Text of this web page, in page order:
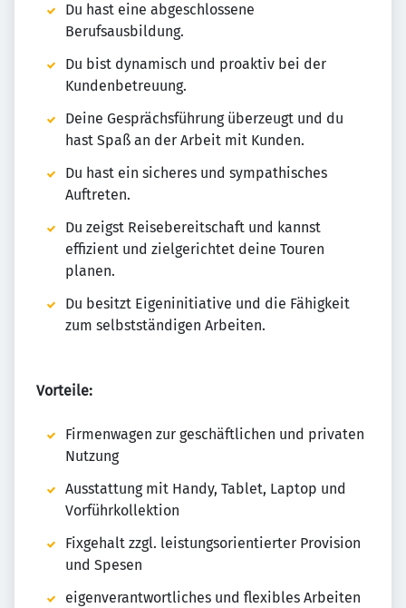
Du hast eine abgeschlossene
Berufsausbildung.
Du bist dynamisch und proaktiv bei der
Kundenbetreuung.
Deine Gesprächsführung überzeugt und du
hast Spaß an der Arbeit mit Kunden.
Du hast ein sicheres und sympathisches
Auftreten.
Du zeigst Reisebereitschaft und kannst
effizient und zielgerichtet deine Touren
planen.
Du besitzt Eigeninitiative und die Fähigkeit
zum selbstständigen Arbeiten.
Vorteile:
Firmenwagen zur geschäftlichen und privaten
Nutzung
Ausstattung mit Handy, Tablet, Laptop und
Vorführkollektion
Fixgehalt zzgl. leistungsorientierter Provision
und Spesen
eigenverantwortliches und flexibles Arbeiten